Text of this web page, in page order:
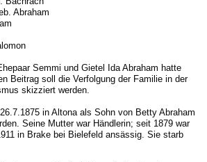
Abraham
Semmi und Gietel Ida Abraham hatte
Beitrag soll die Verfolgung der Familie in der
skizziert werden.
in Altona als Sohn von Betty Abraham
Seine Mutter war Händlerin; seit 1879 war
in Brake bei Bielefeld ansässig. Sie starb